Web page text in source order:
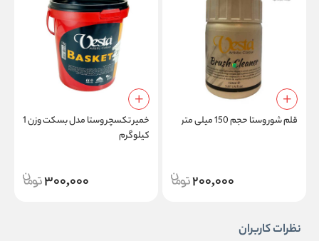
قلم شور وستا حجم 150 میلی متر
200,000
خمیر تکسچر وستا مدل بسکت وزن 1
کیلوگرم
300,000
نظرات کاربران